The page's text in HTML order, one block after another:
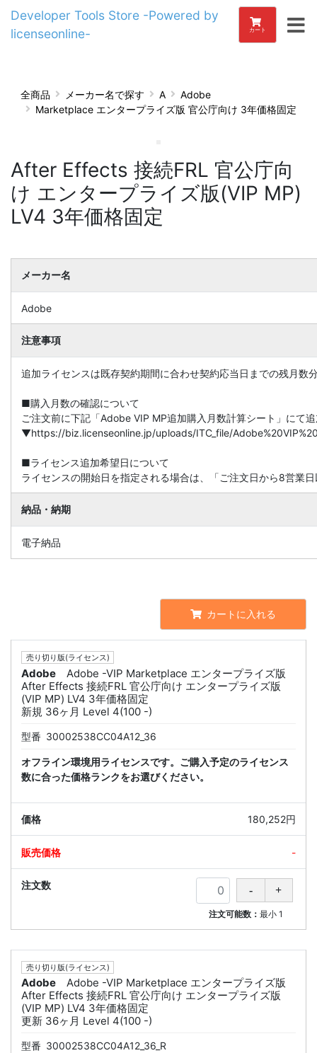
Developer Tools Store -Powered by
licenseonline-
カート
全商品 メーカー名で探す A
Adobe
Marketplace エンタープライズ版 官公庁向け 3年価格固定
After Effects 接続FRL 官公庁向
け エンタープライズ版(VIP MP)
LV4 3年価格固定
メーカー名
Adobe
注意事項
追加ライセンスは既存契約期間に合わせ契約応当日までの残月数
■購入月数の確認について
ご注文前に下記「Adobe VIP MP追加購入月数計算シート」にて
▼https://biz.licenseonline.jp/uploads/ITC_file/
■ライセンス追加希望日について
ライセンスの開始日を指定される場合は、「ご注文日から8営業
納品・納期
電子納品
カートに入れる
売り切り版(ライセンス)
Adobe
Adobe -VIP Marketplace エンタープライズ版
After Effects 接続FRL 官公庁向け エンタープライズ版
(VIP MP) LV4 3年価格固定
新規 36ヶ月 Level 4(100 -)
型番 30002538CC04A12_36
オフライン環境用ライセンスです。ご購入予定のライセンス
数に合った価格ランクをお選びください。
180,252円
-
注文可能数：最小 1
売り切り版(ライセンス)
Adobe
Adobe -VIP Marketplace エンタープライズ版
After Effects 接続FRL 官公庁向け エンタープライズ版
(VIP MP) LV4 3年価格固定
更新 36ヶ月 Level 4(100 -)
型番 30002538CC04A12_36_R